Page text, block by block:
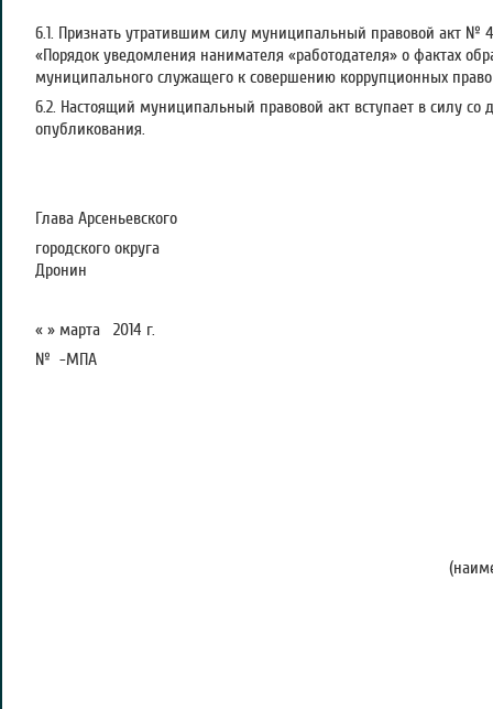
6.1. Признать утратившим силу муниципальный правовой акт №
«Порядок уведомления нанимателя «работодателя» о фактах
муниципального служащего к совершению коррупционных
6.2. Настоящий муниципальный правовой акт вступает в силу со
опубликования.
Глава Арсеньевского
городского
Дронин
« » марта 2014 г.
№ -МПА
(наименование